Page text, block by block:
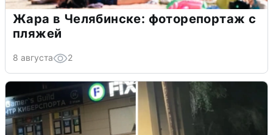
Жара в Челябинске: фоторепортаж с
пляжей
8 августа 2